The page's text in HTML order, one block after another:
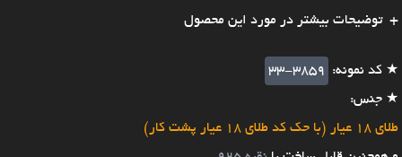
توضیحات بیشتر در مورد این محصول
★ کد نمونه:
33-3859
★ جنس:
طلای 18 عیار (با حک کد طلای 18 عیار پشت کار)